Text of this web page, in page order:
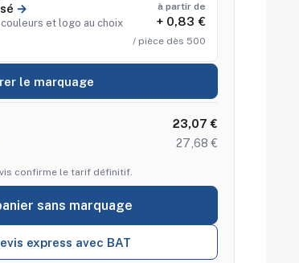
et logo au choix
à partir de
+ 0,83 €
/ pièce dès 500
le marquage
23,07 €
27,68 €
confirme le tarif définitif.
sans marquage
express avec BAT